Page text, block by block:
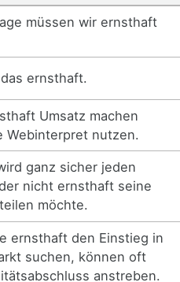
müssen wir ernsthaft
ernsthaft.
Umsatz machen
Webinterpret nutzen.
ganz sicher jeden
nicht ernsthaft seine
möchte.
ernsthaft den Einstieg in
suchen, können oft
anstreben.